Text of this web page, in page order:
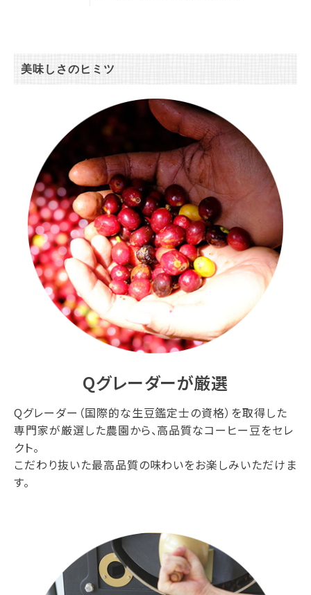
美味しさのヒミツ
Qグレーダーが厳選
Qグレーダー（国際的な生豆鑑定士の資格）を取得した
専門家が厳選した農園から、高品質なコーヒー豆をセレ
クト。
こだわり抜いた最高品質の味わいをお楽しみいただけま
す。